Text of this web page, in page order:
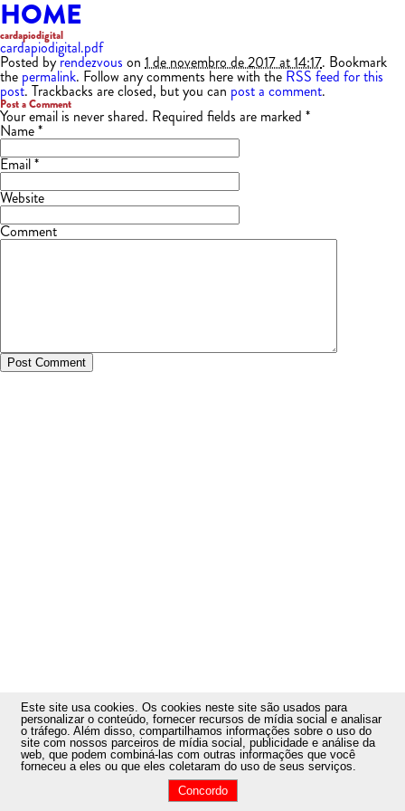
HOME
cardapiodigital
cardapiodigital.pdf
Posted byrendezvous on 1 de novembro de 2017 at 14:17. Bookmark
the permalink. Follow any comments here with the RSS feed for this
post. Trackbacks are closed, but you can post a comment.
Post a Comment
Your email is nevershared. Required fields are marked *
Name*
Email*
Website
Comment
Este site usa cookies . Os cookies neste site são usados ​​para
personalizar o conteúdo, fornecer recursos de mídia social e analisar
o tráfego. Além disso, compartilhamos informações sobre o uso do
site com nossos parceiros de mídia social, publicidade e análise da
web, que podem combiná-las com outras informações que você
forneceu a eles ou que eles coletaram do uso de seus serviços.
Concordo